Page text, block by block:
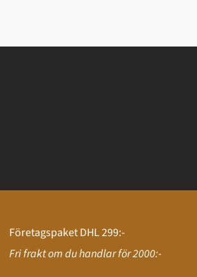
Företagspaket DHL 299:-
Fri frakt om du handlar för 2000:-